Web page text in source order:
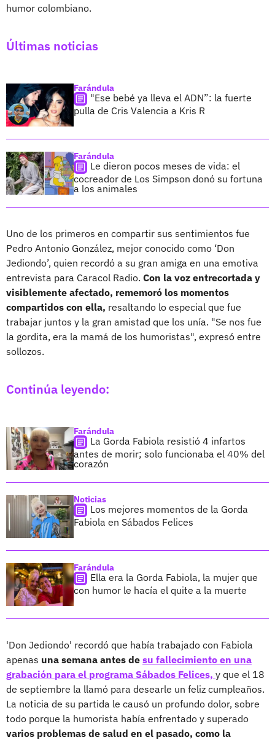
humor colombiano.
Últimas noticias
Farándula
"Ese bebé ya lleva el ADN”: la fuerte
pulla de Cris Valencia a Kris R
Farándula
Le dieron pocos meses de vida: el
cocreador de Los Simpson donó su fortuna
a los animales
Uno de los primeros en compartir sus sentimientos fue
Pedro Antonio González, mejor conocido como ‘Don
Jediondo’, quien recordó a su gran amiga en una emotiva
entrevista para Caracol Radio. Con la voz entrecortada y
visiblemente afectado, rememoró los momentos
compartidos con ella, resaltando lo especial que fue
trabajar juntos y la gran amistad que los unía. "Se nos fue
la gordita, era la mamá de los humoristas", expresó entre
sollozos.
Continúa leyendo:
Farándula
La Gorda Fabiola resistió 4 infartos
antes de morir; solo funcionaba el 40% del
corazón
Noticias
Los mejores momentos de la Gorda
Fabiola en Sábados Felices
Farándula
Ella era la Gorda Fabiola, la mujer que
con humor le hacía el quite a la muerte
'Don Jediondo' recordó que había trabajado con Fabiola
apenas una semana antes de su fallecimiento en una
grabación para el programa Sábados Felices, y que el 18
de septiembre la llamó para desearle un feliz cumpleaños.
La noticia de su partida le causó un profundo dolor, sobre
todo porque la humorista había enfrentado y superado
varios problemas de salud en el pasado, como la